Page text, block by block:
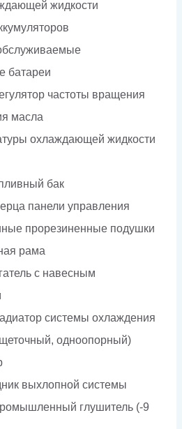
жидкости
батареи
частоты вращения
масла
охлаждающей жидкости
бак
панели управления
прорезиненные подушки
рама
с навесным
системы охлаждения
одноопорный)
выхлопной системы
глушитель (-9